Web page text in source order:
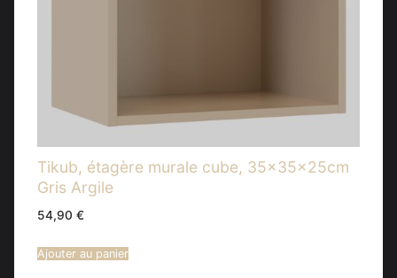
Tikub, étagère murale cube, 35x35x25cm
Gris Argile
54,90 €
Ajouter au panier